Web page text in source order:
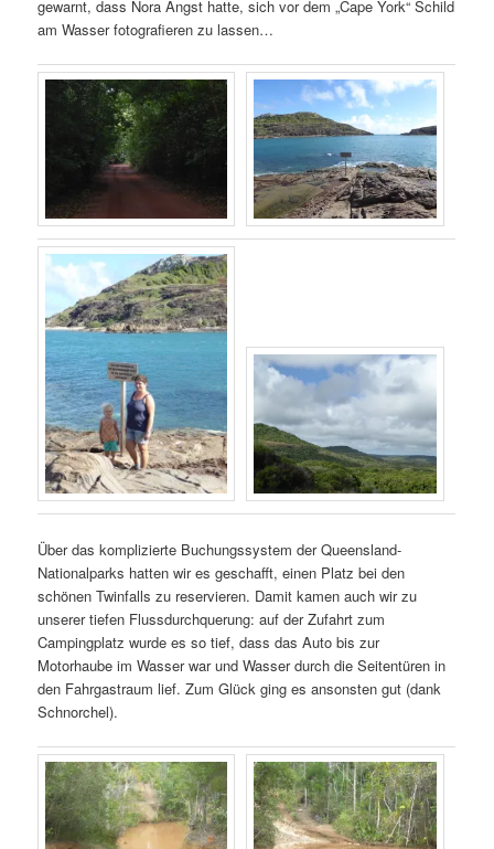
gewarnt, dass Nora Angst hatte, sich vor dem „Cape York“ Schild
am Wasser fotografieren zu lassen…
Über das komplizierte Buchungssystem der Queensland-
Nationalparks hatten wir es geschafft, einen Platz bei den
schönen Twinfalls zu reservieren. Damit kamen auch wir zu
unserer tiefen Flussdurchquerung: auf der Zufahrt zum
Campingplatz wurde es so tief, dass das Auto bis zur
Motorhaube im Wasser war und Wasser durch die Seitentüren in
den Fahrgastraum lief. Zum Glück ging es ansonsten gut (dank
Schnorchel).